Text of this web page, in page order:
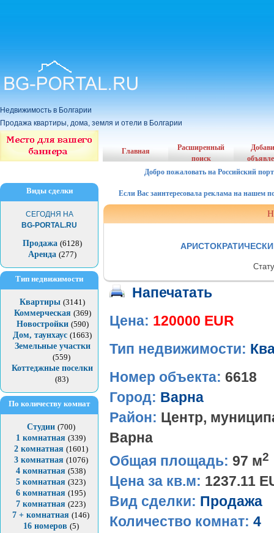
Недвижимость в Болгарии
Продажа квартиры, дома, земля и отели в Болгарии
Виды сделки
СЕГОДНЯ НА
BG-PORTAL.RU
Продажа (6128)
Аренда (277)
Тип недвижимости
Квартиры (3141)
Коммерческая (369)
Новостройки (590)
Дом, таунхаус (1663)
Земельные участки
(559)
Коттеджные поселки
(83)
По количеству комнат
Студии (700)
1 комнатная (339)
2 комнатная (1601)
3 комнатная (1076)
4 комнатная (538)
5 комнатная (323)
6 комнатная (195)
7 комнатная (223)
7 + комнатная (146)
16 номеров (5)
Главная
Расширенный
поиск
Добро пожаловать на Российский
Если Вас заинтересовала реклама на нашем
Напечатать
Цена: 120000 EUR
Тип недвижимости:
Номер объекта: 6618
Город: Варна
Район: Центр,
Варна
Общая площадь: 97 м2
Цена за кв.м: 1237.11
Вид сделки: Продажа
Количество комнат: 4